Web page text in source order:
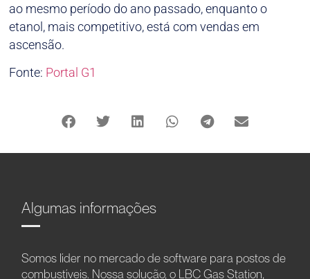
ao mesmo período do ano passado, enquanto o
etanol, mais competitivo, está com vendas em
ascensão.
Fonte: Portal G1
Algumas informações
Somos líder no mercado de software para postos de
combustíveis. Nossa solução, o LBC Gas Station,